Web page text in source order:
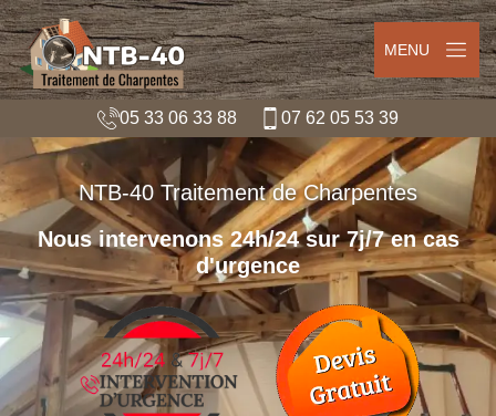
MENU
05 33 06 33 88 07 62 05 53 39
NTB-40 Traitement de Charpentes
Nous intervenons 24h/24 sur 7j/7 en cas
d'urgence